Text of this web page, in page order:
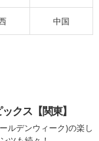
中国
クス【関東】
ルデンウィーク)の楽し